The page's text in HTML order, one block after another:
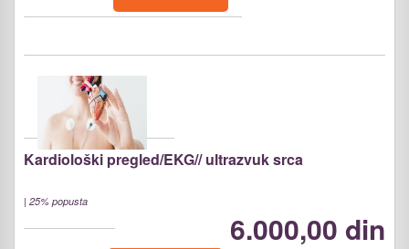
Kardiološki pregled/EKG// ultrazvuk srca
| 25% popusta
6.000,00 din